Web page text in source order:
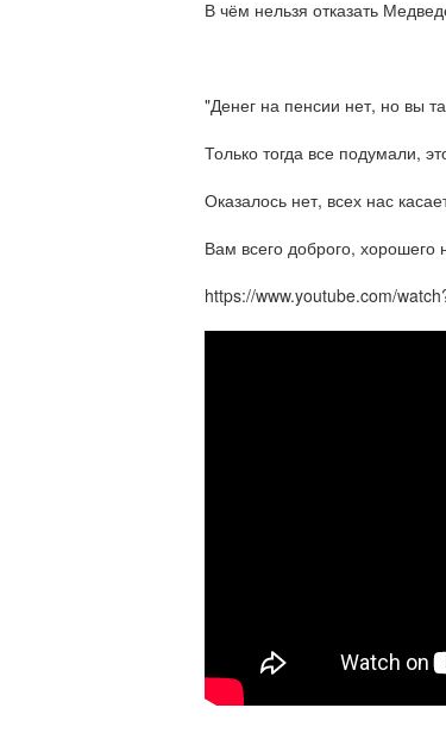
В чём нельзя отказать
"Денег на пенсии нет, но вы
Только тогда все подумали,
Оказалось нет, всех нас
Вам всего доброго, хорошего
https://www.youtube.com/